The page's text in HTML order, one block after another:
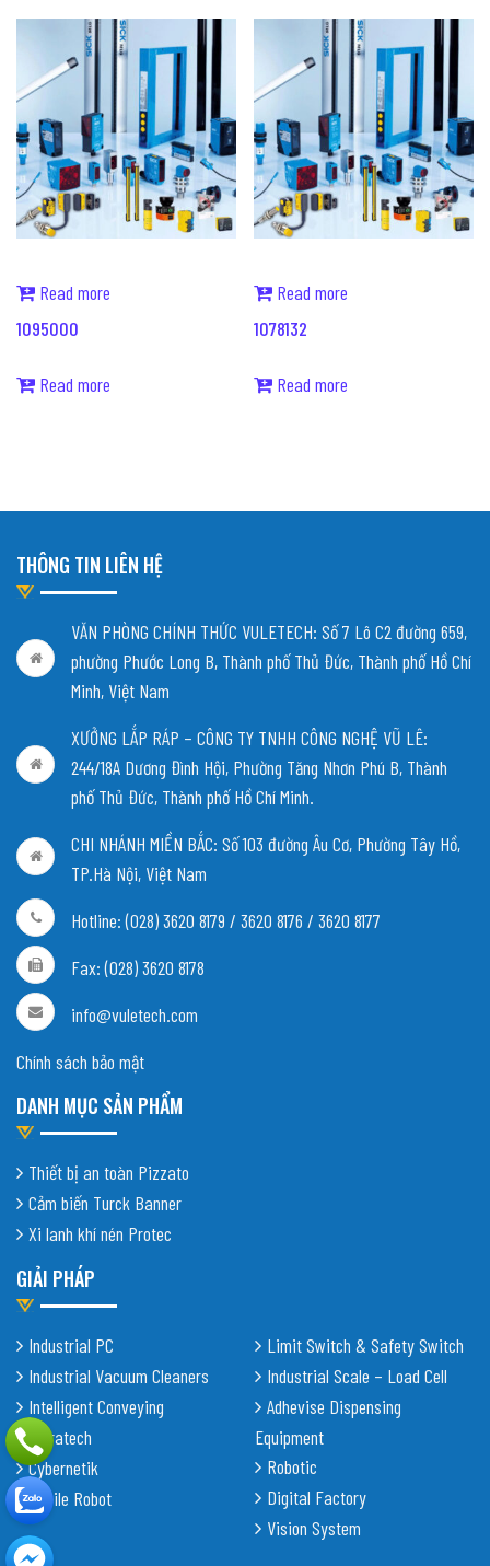
Read more
1095000
Read more
Read more
1078132
Read more
THÔNG TIN LIÊN HỆ
VĂN PHÒNG CHÍNH THỨC VULETECH: Số 7 Lô C2 đường 659,
phường Phước Long B, Thành phố Thủ Đức, Thành phố Hồ Chí
Minh, Việt Nam
XƯỞNG LẮP RÁP – CÔNG TY TNHH CÔNG NGHỆ VŨ LÊ:
244/18A Dương Đình Hội, Phường Tăng Nhơn Phú B, Thành
phố Thủ Đức, Thành phố Hồ Chí Minh.
CHI NHÁNH MIỀN BẮC: Số 103 đường Âu Cơ, Phường Tây Hồ,
TP.Hà Nội, Việt Nam
Hotline: (028) 3620 8179 / 3620 8176 / 3620 8177
Fax: (028) 3620 8178
info@vuletech.com
Chính sách bảo mật
DANH MỤC SẢN PHẨM
Thiết bị an toàn Pizzato
Cảm biến Turck Banner
Xi lanh khí nén Protec
GIẢI PHÁP
Industrial PC
Industrial Vacuum Cleaners
Intelligent Conveying
Shiratech
Cybernetik
Mobile Robot
Limit Switch & Safety Switch
Industrial Scale – Load Cell
Adhevise Dispensing
Equipment
Robotic
Digital Factory
Vision System